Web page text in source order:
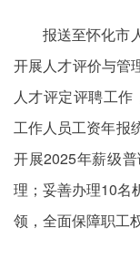
报送至怀化市
开展人才评价与管
人才评定评聘工
工作人员工资年报
开展2025年薪级
理；妥善办理10名
领，全面保障职工